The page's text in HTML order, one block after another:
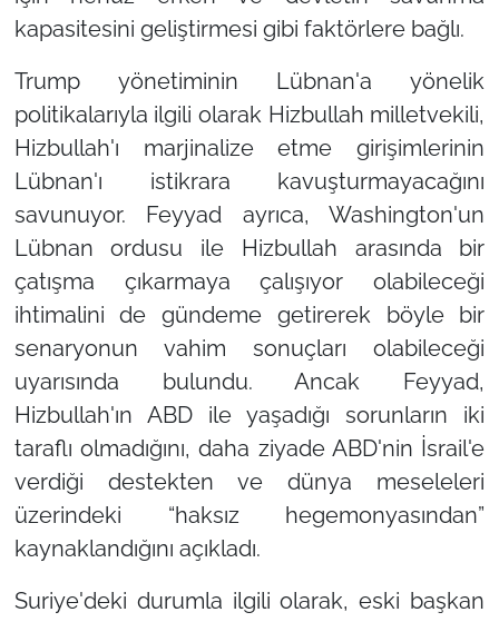
kapasitesini geliştirmesi gibi faktörlere bağlı.
Trump yönetiminin Lübnan'a yönelik
politikalarıyla ilgili olarak Hizbullah milletvekili,
Hizbullah'ı marjinalize etme girişimlerinin
Lübnan'ı istikrara kavuşturmayacağını
savunuyor. Feyyad ayrıca, Washington'un
Lübnan ordusu ile Hizbullah arasında bir
çatışma çıkarmaya çalışıyor olabileceği
ihtimalini de gündeme getirerek böyle bir
senaryonun vahim sonuçları olabileceği
uyarısında bulundu. Ancak Feyyad,
Hizbullah'ın ABD ile yaşadığı sorunların iki
taraflı olmadığını, daha ziyade ABD'nin İsrail'e
verdiği destekten ve dünya meseleleri
üzerindeki “haksız hegemonyasından”
kaynaklandığını açıkladı.
Suriye'deki durumla ilgili olarak, eski başkan